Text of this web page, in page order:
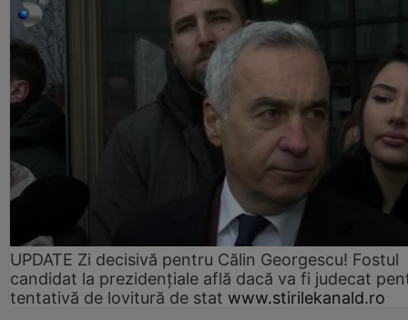
UPDATE Zi decisivă pentru Călin Georgescu! Fostul
candidat la prezidențiale află dacă va fi judecat
tentativă de lovitură de stat www.stirilekanald.ro